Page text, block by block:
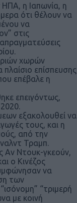
ΗΠΑ, η Ιαπωνία, η
ότι θέλουν να
να
στις
χωρών
επίσπευσης
επέβαλε η
επειγόντως,
εξακολουθεί να
τους, και η
από την
Τραμπ.
Αν Ντουκ-γκεούν,
ο Κινέζος
να
των
“τριμερή
με κοινή